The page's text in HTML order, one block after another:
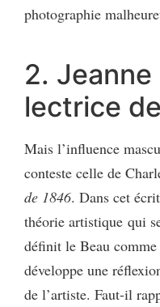
photographie
2. Jeanne
lectrice
Mais l’influence
conteste celle de
de 1846. Dans cet
théorie artistique qui
définit le Beau
développe une
de l’artiste. Faut-il